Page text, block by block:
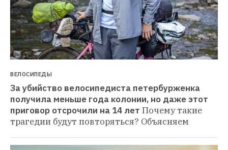
ВЕЛОСИПЕДЫ
За убийство велосипедиста петербурженка
получила меньше года колонии, но даже этот
приговор отсрочили на 14 лет Почему такие
трагедии будут повторяться? Объясняем